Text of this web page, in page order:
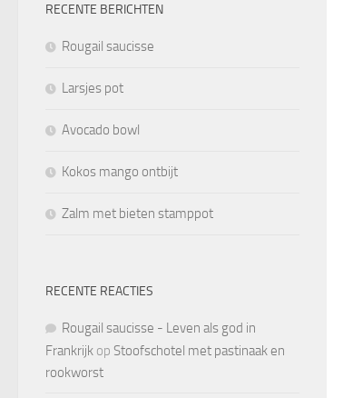
RECENTE BERICHTEN
Rougail saucisse
Larsjes pot
Avocado bowl
Kokos mango ontbijt
Zalm met bieten stamppot
RECENTE REACTIES
Rougail saucisse - Leven als god in
Frankrijk op Stoofschotel met pastinaak en
rookworst